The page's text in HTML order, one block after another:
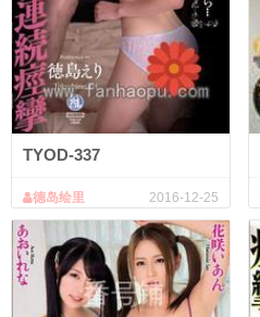
TYOD-337
2016-12-25
德岛绘里